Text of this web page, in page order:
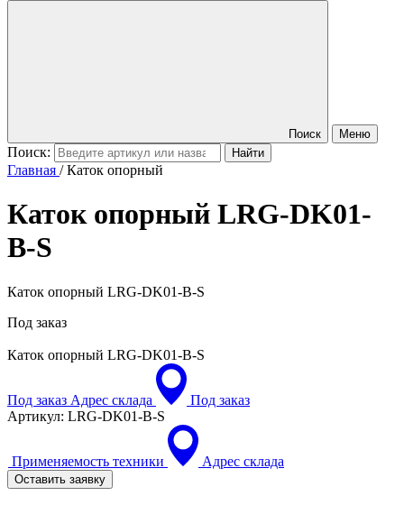
Поиск Меню
Поиск:
Главная /Каток опорный
Каток опорный LRG-DK01-
B-S
Каток опорный LRG-DK01-B-S
Под заказ
Каток опорный LRG-DK01-B-S
Под заказ Адрес склада
Под заказ
Артикул: LRG-DK01-B-S
Применяемость техники Адрес склада
Оставить заявку